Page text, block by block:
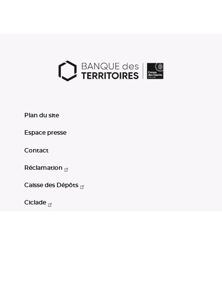
Plan du site
Espace presse
Contact
Réclamation
Caisse des Dépôts
Ciclade